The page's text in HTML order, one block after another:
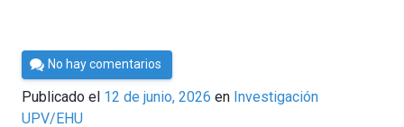
Por
César
Tomé
No hay comentarios
Publicado el 12 de junio, 2026 en Investigación
UPV/EHU